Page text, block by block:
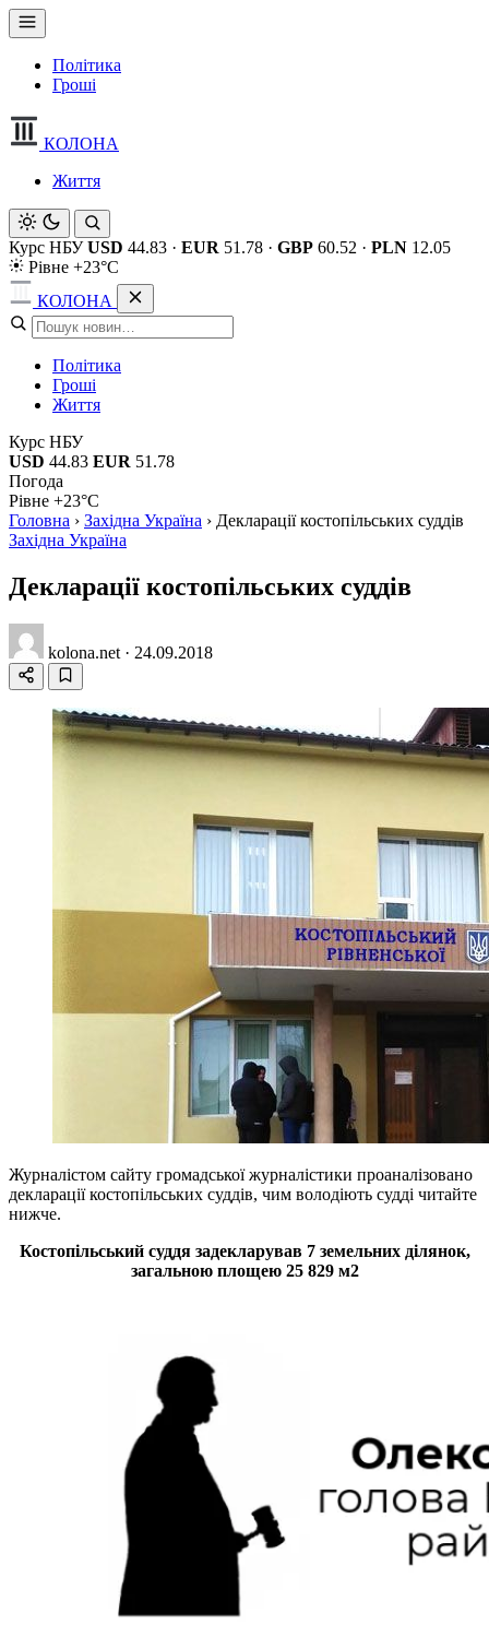
Політика
Гроші
КОЛОНА
Життя
Курс НБУ USD 44.83 · EUR 51.78 · GBP 60.52 · PLN 12.05
Рівне +23°C
КОЛОНА
Політика
Гроші
Життя
Курс НБУ
USD 44.83 EUR 51.78
Погода
Рівне +23°C
Головна › Західна Україна › Декларації костопільських суддів
Західна Україна
Декларації костопільських суддів
kolona.net · 24.09.2018
Журналістом сайту громадської журналістики проаналізовано
декларації костопільських суддів, чим володіють судді читайте
нижче.
Костопільський суддя задекларував 7 земельних ділянок,
загальною площею 25 829 м2